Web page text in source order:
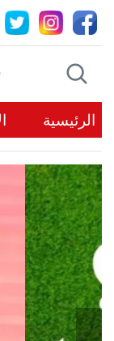
الرئيسية